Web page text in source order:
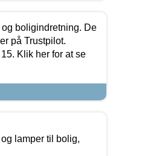
boligindretning. De
på Trustpilot.
Klik her for at se
lamper til bolig,